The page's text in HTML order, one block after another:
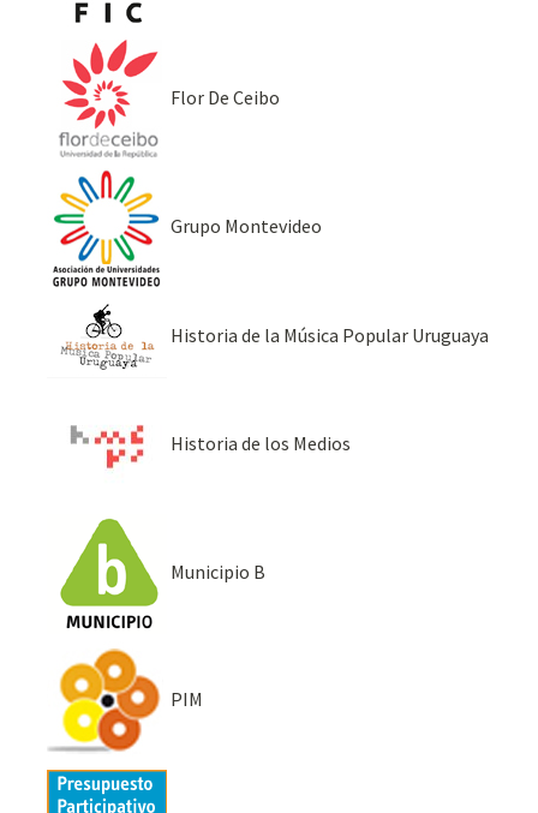
Flor De Ceibo
Grupo Montevideo
Historia de la Música Popular Uruguaya
Historia de los Medios
Municipio B
PIM